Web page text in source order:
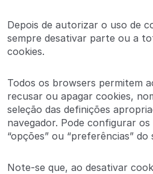
Depois de autorizar o uso de
sempre desativar parte ou a
cookies.
Todos os browsers permitem
recusar ou apagar cookies,
seleção das definições
navegador. Pode configurar
“opções” ou “preferências” do
Note-se que, ao desativar